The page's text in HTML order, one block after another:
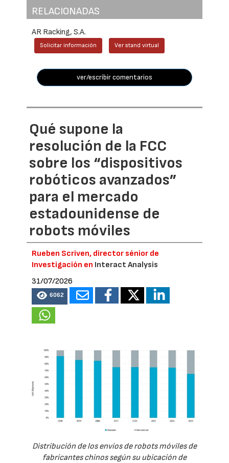
RELACIONADAS
AR Racking, S.A.
Solicitar información Ver stand virtual
ver/escribir comentarios
Qué supone la
resolución de la FCC
sobre los “dispositivos
robóticos avanzados”
para el mercado
estadounidense de
robots móviles
Rueben Scriven, director sénior de
Investigación en Interact Analysis
31/07/2026
6062
Distribución de los envíos de robots móviles de
fabricantes chinos según su ubicación de